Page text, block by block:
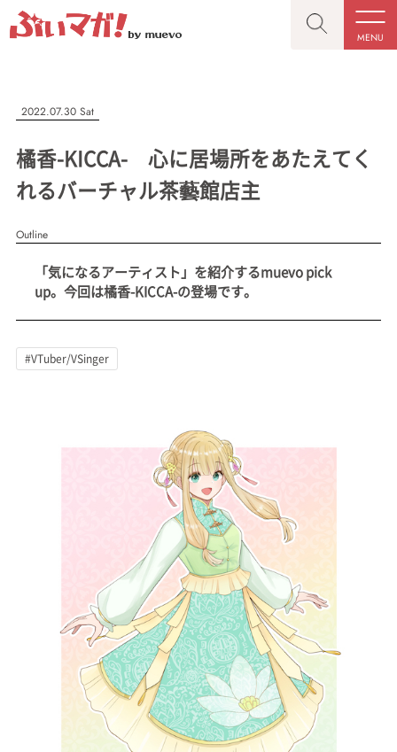
MENU
CLOSE
記事を検索する
人気ワード
#VTuber/VSinger #男性 #女性 #バ美肉 #男の娘
#Vtuberグループ
CLOSE
“推しへの応援を形にする”VTuber専門メディア
MENU
記事一覧
会社概要
muevoクラウドファンディング
muevoコミュニティ
ぶいクラ！by muevo
FUKAKACHI+
2022.07.30 Sat
橘香-KICCA- 心に居場所をあたえてく
れるバーチャル茶藝館店主
Outline
「気になるアーティスト」を紹介するmuevo pick
up。今回は橘香-KICCA-の登場です。
#VTuber/VSinger